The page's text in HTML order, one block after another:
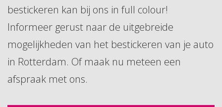
bestickeren kan bij ons in full colour!
Informeer gerust naar de uitgebreide
mogelijkheden van het bestickeren van je auto
in Rotterdam. Of maak nu meteen een
afspraak met ons.